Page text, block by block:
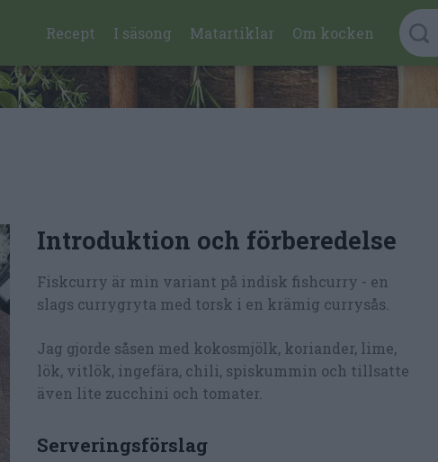
Recept I säsong Matartiklar Om kocken
Introduktion och förberedelse
Fiskcurry är min variant på indisk fishcurry - en
slags currygryta med torsk i en krämig currysås.
Jag gjorde såsen med kokosmjölk, koriander, lime,
lök, vitlök, ingefära, chili, spiskummin och tillsatte
även lite zucchini och tomater.
Serveringsförslag